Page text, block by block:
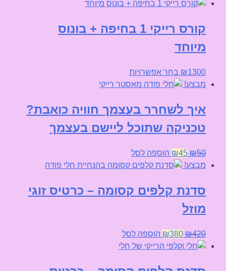
קורס רייקי 1 בחיפה + בונוס
מיוחד
₪1300 בחר אפשרויותלמוצר
זה
מספר
סוגים.
ניתן
האפשרויות
המוצר
מבצע!
איך לשחרר בעצמך חוויה כואבת?
טכניקה שתוכל ליישם בעצמך
₪50
המחיר
המקורי
₪50.
₪45
המחיר
הנוכחי
₪45.
הוספה לסל
מבצע!
סדנת קלפים קסומה – כרטיס זוגי
מוזל
₪420
המחיר
המקורי
₪380
המחיר
הנוכחי
הוספה לסל